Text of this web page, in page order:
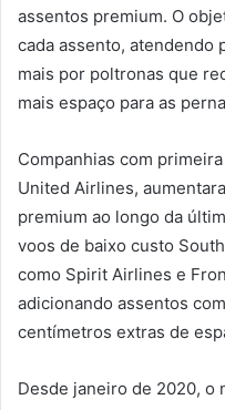
assentos premium. O
cada assento, atendendo
mais por poltronas que
mais espaço para as
Companhias com
United Airlines,
premium ao longo da
voos de baixo custo
como Spirit Airlines e
adicionando assentos
centímetros extras de
Desde janeiro de 2020, o